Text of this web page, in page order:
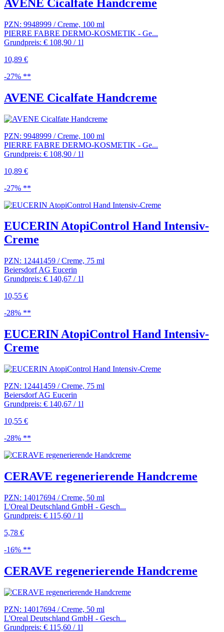
AVENE Cicalfate Handcreme
PZN: 9948999 / Creme, 100 ml
PIERRE FABRE DERMO-KOSMETIK - Ge...
Grundpreis: € 108,90 / 1l
10,89 €
-27% **
AVENE Cicalfate Handcreme
PZN: 9948999 / Creme, 100 ml
PIERRE FABRE DERMO-KOSMETIK - Ge...
Grundpreis: € 108,90 / 1l
10,89 €
-27% **
EUCERIN AtopiControl Hand Intensiv-
Creme
PZN: 12441459 / Creme, 75 ml
Beiersdorf AG Eucerin
Grundpreis: € 140,67 / 1l
10,55 €
-28% **
EUCERIN AtopiControl Hand Intensiv-
Creme
PZN: 12441459 / Creme, 75 ml
Beiersdorf AG Eucerin
Grundpreis: € 140,67 / 1l
10,55 €
-28% **
CERAVE regenerierende Handcreme
PZN: 14017694 / Creme, 50 ml
L'Oreal Deutschland GmbH - Gesch...
Grundpreis: € 115,60 / 1l
5,78 €
-16% **
CERAVE regenerierende Handcreme
PZN: 14017694 / Creme, 50 ml
L'Oreal Deutschland GmbH - Gesch...
Grundpreis: € 115,60 / 1l